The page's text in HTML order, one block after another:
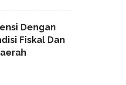
Dengan
Fiskal Dan